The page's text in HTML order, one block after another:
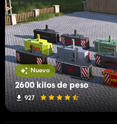
Nuevo
2600 kilos de peso
927